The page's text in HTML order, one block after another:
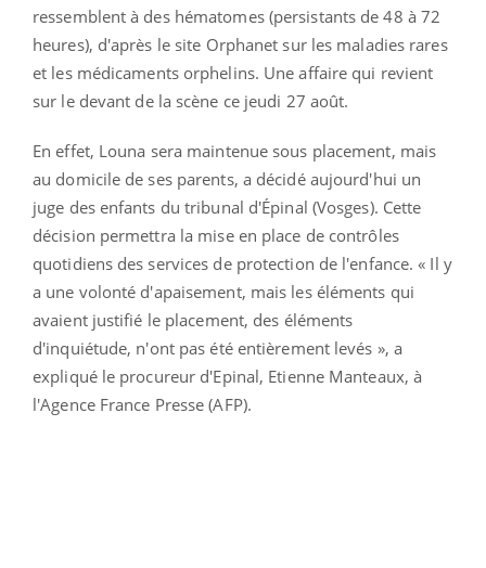
ressemblent à des hématomes (persistants de 48 à 72
heures), d'après le site Orphanet sur les maladies rares
et les médicaments orphelins. Une affaire qui revient
sur le devant de la scène ce jeudi 27 août.
En effet, Louna sera maintenue sous placement, mais
au domicile de ses parents, a décidé aujourd'hui un
juge des enfants du tribunal d'Épinal (Vosges). Cette
décision permettra la mise en place de contrôles
quotidiens des services de protection de l'enfance. « Il y
a une volonté d'apaisement, mais les éléments qui
avaient justifié le placement, des éléments
d'inquiétude, n'ont pas été entièrement levés », a
expliqué le procureur d'Epinal, Etienne Manteaux, à
l'Agence France Presse (AFP).